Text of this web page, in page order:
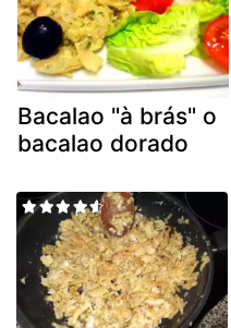
Bacalao "à brás" o
bacalao dorado